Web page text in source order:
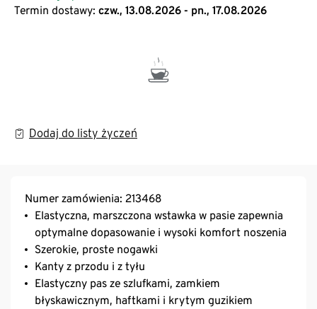
Termin dostawy: czw., 13.08.2026 - pn., 17.08.2026
Dodaj do listy życzeń
Numer zamówienia: 213468
Elastyczna, marszczona wstawka w pasie zapewnia
optymalne dopasowanie i wysoki komfort noszenia
Szerokie, proste nogawki
Kanty z przodu i z tyłu
Elastyczny pas ze szlufkami, zamkiem
błyskawicznym, haftkami i krytym guzikiem